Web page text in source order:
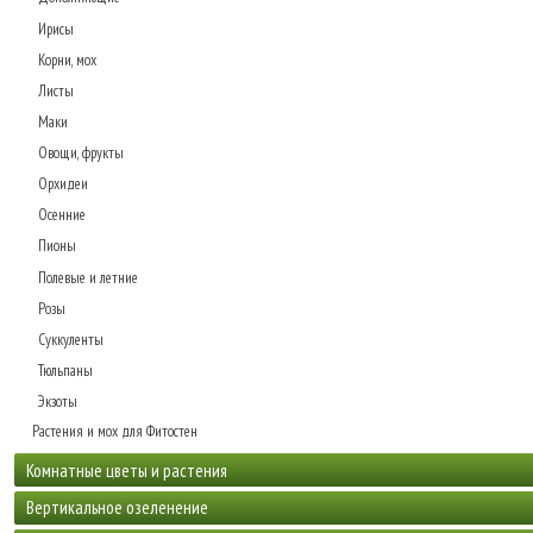
Уличные растения
Ирисы
Корни, мох
Листы
Маки
Овощи, фрукты
Орхидеи
Осенние
Пионы
Полевые и летние
Розы
Суккуленты
Тюльпаны
Экзоты
Растения и мох для Фитостен
Комнатные цветы и растения
Популярные комнатные растения
Вертикальное озеленение